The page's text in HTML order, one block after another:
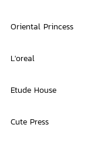
Oriental Princess
L'oreal
Etude House
Cute Press